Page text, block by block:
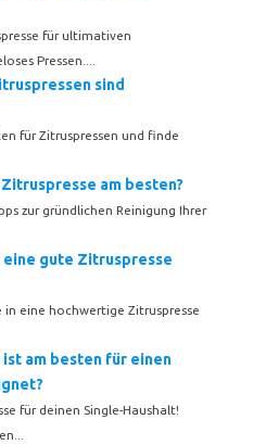
für ultimativen
Pressen....
sind
für Zitruspressen und finde
am besten?
zur gründlichen Reinigung Ihrer
gute Zitruspresse
in eine hochwertige Zitruspresse
am besten für einen
für deinen Single-Haushalt!